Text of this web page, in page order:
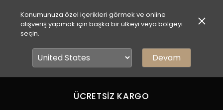
Konumunuza özel içerikleri görmek ve online
alışveriş yapmak için başka bir ülkeyi veya bölgeyi
seçin.
Devam
İlk Alışverişinde Sepette
İndirim